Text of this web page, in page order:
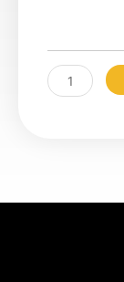
AMG
II